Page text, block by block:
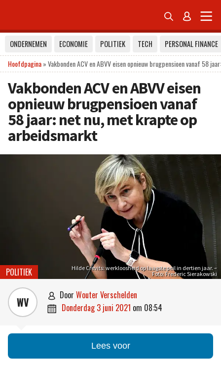
 
ONDERNEMEN ECONOMIE POLITIEK TECH
PERSONAL FINANCE
Hoofdpagina»Vakbonden ACV en ABVV eisen opnieuw brugpensioen vanaf 58
Vakbonden ACV en ABVV eisen
opnieuw brugpensioen vanaf
58 jaar: net nu, met krapte op
arbeidsmarkt
Hilde Crevits: werkloosheid op laagste peil in dertien jaar. –
Foto: Frederic Sierakowski
POLITIEK
WV  door Wouter Verschelden
 donderdag 3 juni 2021 om 08:54
Lees voor